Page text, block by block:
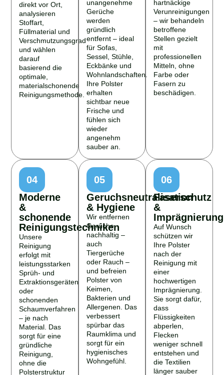
direkt vor Ort,
analysieren
Stoffart,
Füllmaterial und
Verschmutzungsgrad
und wählen
darauf
basierend die
optimale,
materialschonende
Reinigungsmethode.
Gerüche
werden
gründlich
entfernt – ideal
für Sofas,
Sessel, Stühle,
Eckbänke und
Wohnlandschaften.
Ihre Polster
erhalten
sichtbar neue
Frische und
fühlen sich
wieder
angenehm
sauber an.
Verunreinigungen
– wir behandeln
betroffene
Stellen gezielt
mit
professionellen
Mitteln, ohne
Farbe oder
Fasern zu
beschädigen.
04
Moderne
&
schonende
Reinigungstechniken
Unsere
Reinigung
erfolgt mit
leistungsstarken
Sprüh- und
Extraktionsgeräten
oder
schonenden
Schaumverfahren
– je nach
Material. Das
sorgt für eine
gründliche
Reinigung,
ohne die
Polsterstruktur
05
Geruchsneutralisation
& Hygiene
Wir entfernen
Gerüche
nachhaltig –
auch
Tiergerüche
oder Rauch –
und befreien
Polster von
Keimen,
Bakterien und
Allergenen. Das
verbessert
spürbar das
Raumklima und
sorgt für ein
hygienisches
Wohngefühl.
06
Faserschutz
&
Imprägnierung
Auf Wunsch
schützen wir
Ihre Polster
nach der
Reinigung mit
einer
hochwertigen
Imprägnierung.
Sie sorgt dafür,
dass
Flüssigkeiten
abperlen,
Flecken
weniger schnell
entstehen und
die Textilien
länger sauber